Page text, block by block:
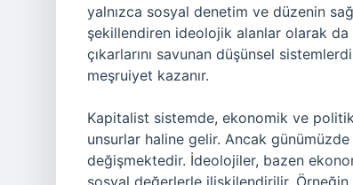
yalnızca sosyal denetim ve düzenin
şekillendiren ideolojik alanlar olarak da
çıkarlarını savunan düşünsel
meşruiyet kazanır.
Kapitalist sistemde, ekonomik ve
unsurlar haline gelir. Ancak
değişmektedir. İdeolojiler, bazen
sosyal değerlerle ilişkilendirilir.